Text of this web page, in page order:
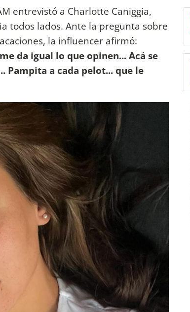
entrevistó a Charlotte Caniggia,
todos lados. Ante la pregunta sobre
la influencer afirmó:
da igual lo que opinen... Acá se
Pampita a cada pelot... que le